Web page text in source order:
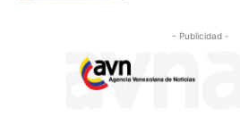
- Publicidad -